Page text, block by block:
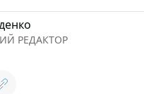
РЕДАКТОР